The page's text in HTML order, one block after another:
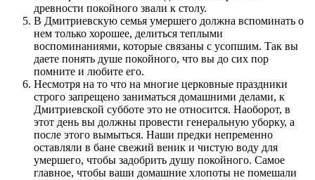
древности покойного звали к столу.
В Дмитриевскую семья умершего должна вспоминать о
нем только хорошее, делиться теплыми
воспоминаниями, которые связаны с усопшим. Так вы
даете понять душе покойного, что вы до сих пор
помните и любите его.
Несмотря на то что на многие церковные праздники
строго запрещено заниматься домашними делами, к
Дмитриевской субботе это не относится. Наоборот, в
этот день вы должны провести генеральную уборку, а
после этого вымыться. Наши предки непременно
оставляли в бане свежий веник и чистую воду для
умершего, чтобы задобрить душу покойного. Самое
главное, чтобы ваши домашние хлопоты не помешали